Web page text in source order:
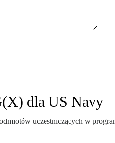
dla US Navy
uczestniczących w